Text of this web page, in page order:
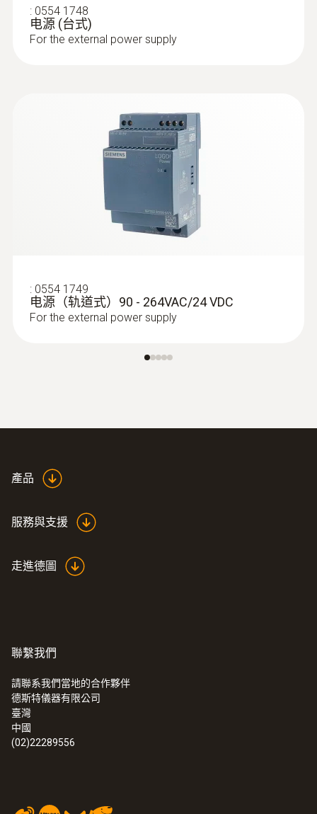
: 0554 1748
电源 (台式)
For the external power supply
: 0554 1749
电源（轨道式）90 - 264VAC/24 VDC
For the external power supply
產品
服務與支援
走進德圖
聯繫我們
請聯系我們當地的合作夥伴
德斯特儀器有限公司
臺灣
中國
(02)22289556